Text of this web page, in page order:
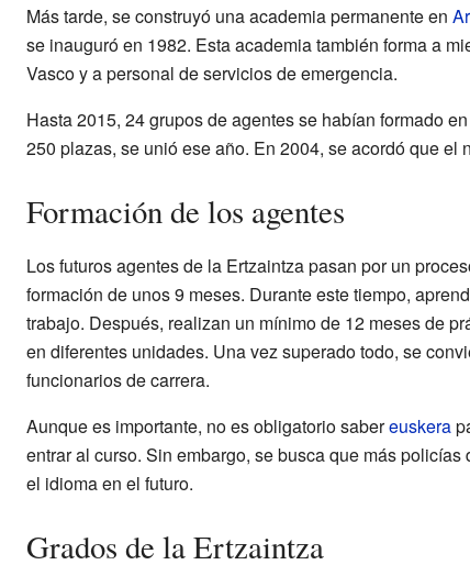
Más tarde, se construyó una academia permanente en
se inauguró en 1982. Esta academia también forma a
Vasco y a personal de servicios de emergencia.
Hasta 2015, 24 grupos de agentes se habían formado
250 plazas, se unió ese año. En 2004, se acordó que el
Formación de los agentes
Los futuros agentes de la Ertzaintza pasan por un
formación de unos 9 meses. Durante este tiempo,
trabajo. Después, realizan un mínimo de 12 meses de
en diferentes unidades. Una vez superado todo, se
funcionarios de carrera.
Aunque es importante, no es obligatorio sabereuskera
entrar al curso. Sin embargo, se busca que más policías
el idioma en el futuro.
Grados de la Ertzaintza